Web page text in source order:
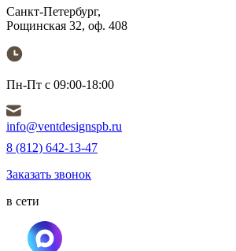
Санкт-Петербург,
Рощинская 32, оф. 408
Пн-Пт с 09:00-18:00
info@ventdesignspb.ru
8 (812) 642-13-47
Заказать звонок
в сети